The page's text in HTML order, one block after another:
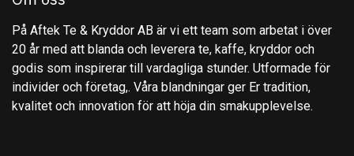
På Aftek Te & Kryddor AB är vi ett team som arbetat i över
20 år med att blanda och leverera te, kaffe, kryddor och
godis som inspirerar till vardagliga stunder. Utformade för
individer och företag,. Våra blandningar ger Er tradition,
kvalitet och innovation för att höja din smakupplevelse.